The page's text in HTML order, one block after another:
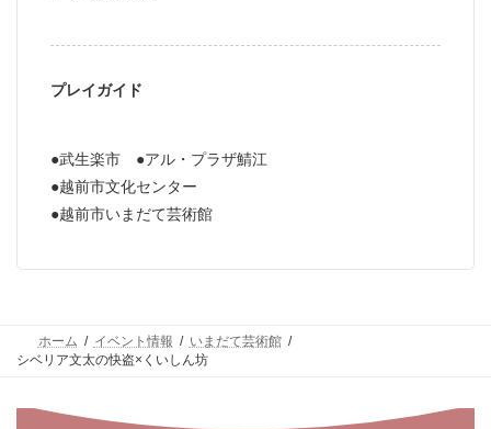
プレイガイド
●武生楽市 ●アル・プラザ鯖江
●越前市文化センター
●越前市いまだて芸術館
ホーム イベント情報
いまだて芸術館
シベリア文太の快盗×くいしん坊